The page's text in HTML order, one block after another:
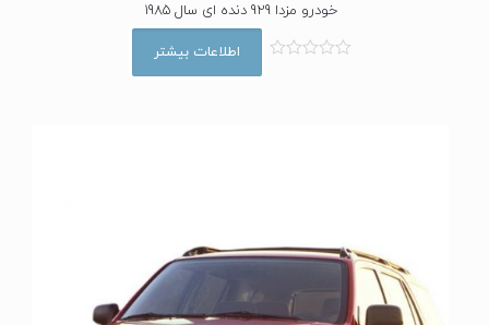
خودرو مزدا 929 دنده ای سال 1985
اطلاعات بیشتر